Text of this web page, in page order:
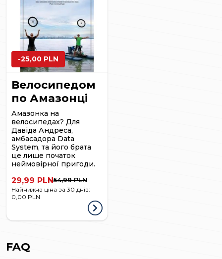
-25,00 PLN
Велосипедом
по Амазонці
Амазонка на
велосипедах? Для
Давіда Андреса,
амбасадора Data
System, та його брата
це лише початок
неймовірної пригоди.
54,99 PLN
29,99 PLN
Найнижча ціна за 30 днів:
0,00 PLN
FAQ